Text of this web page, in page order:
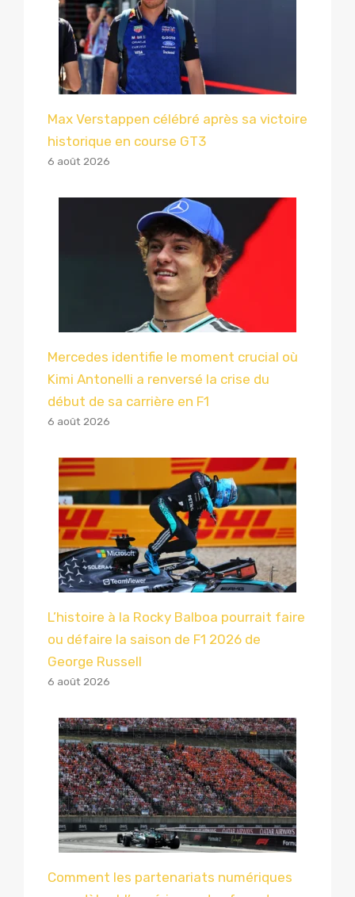
Max Verstappen célébré après sa victoire
historique en course GT3
6 août 2026
Mercedes identifie le moment crucial où
Kimi Antonelli a renversé la crise du
début de sa carrière en F1
6 août 2026
L’histoire à la Rocky Balboa pourrait faire
ou défaire la saison de F1 2026 de
George Russell
6 août 2026
Comment les partenariats numériques